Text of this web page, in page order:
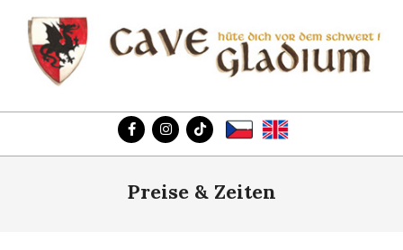
content
CAVE
GLADIUM
Preise & Zeiten